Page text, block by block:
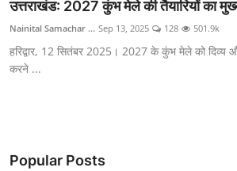
उत्तराखंड: 2027 कुंभ मेले की तैयारियों का
Nainital Samachar ... Sep 13, 2025 128 501.9k
हरिद्वार, 12 सितंबर 2025। 2027 के कुंभ मेले को दिव्य
करने ...
Popular Posts